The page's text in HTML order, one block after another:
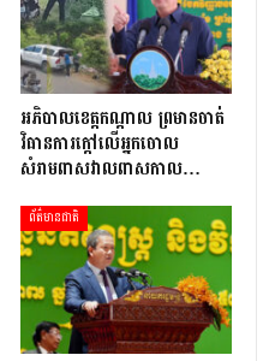
អភិបាលខេត្តកណ្ដាល ព្រមានចាត់
វិធានការក្ដៅលើអ្នកចោល
សំរាមពាសវាលពាសកាល…
ព័ត៌មានជាតិ